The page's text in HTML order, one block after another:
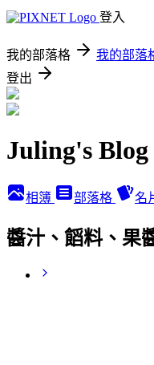
登入
我的部落格 我的部落
登出
Juling's Blog
相簿 部落格 名
醬汁、饀料、果